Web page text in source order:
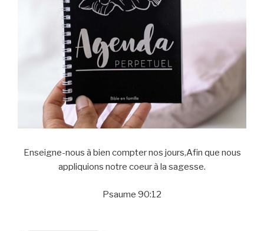
Enseigne-nous à bien compter nos jours,Afin que nous
appliquions notre coeur à la sagesse.
Psaume 90:12